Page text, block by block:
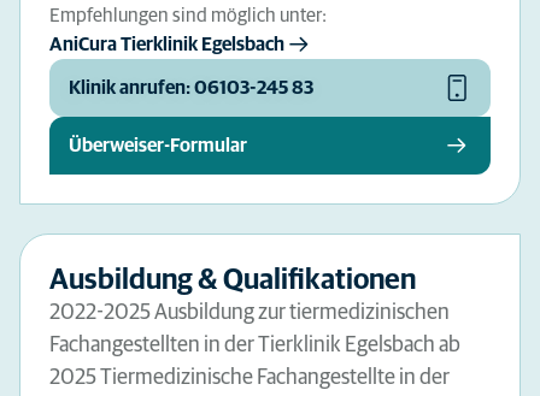
Empfehlungen sind möglich unter:
AniCura Tierklinik Egelsbach
Klinik anrufen: 06103-245 83
Überweiser-Formular
Ausbildung & Qualifikationen
2022-2025 Ausbildung zur tiermedizinischen
Fachangestellten in der Tierklinik Egelsbach ab
2025 Tiermedizinische Fachangestellte in der